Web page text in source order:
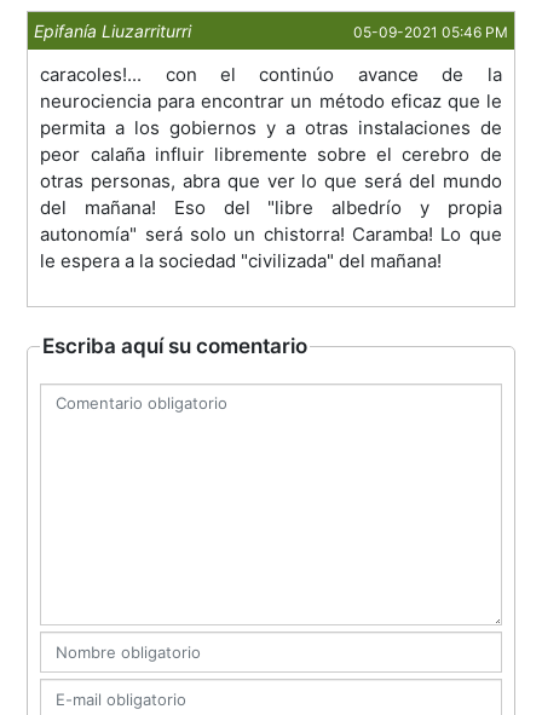
Epifanía Liuzarriturri 05-09-2021 05:46 PM
caracoles!... con el continúo avance de la
neurociencia para encontrar un método eficaz que le
permita a los gobiernos y a otras instalaciones de
peor calaña influir libremente sobre el cerebro de
otras personas, abra que ver lo que será del mundo
del mañana! Eso del "libre albedrío y propia
autonomía" será solo un chistorra! Caramba! Lo que
le espera a la sociedad "civilizada" del mañana!
Escriba aquí su comentario